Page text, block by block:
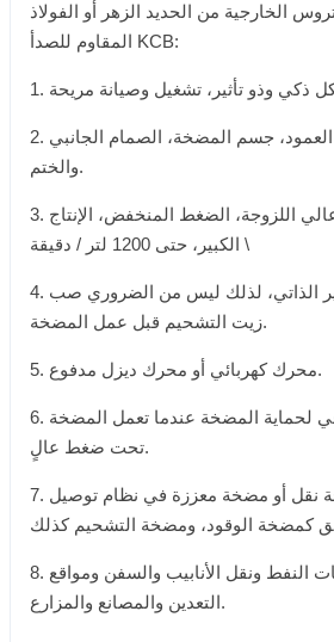
الخارجية من الحديد الزهر أو الفولاذ
المقاوم للصدأ KCB:
2. تتكون من العتاد، العمود، جسم المضخة، الصمام الجانبي
والختم.
3. لنقل سائل التشحيم عالي اللزوجة، الضغط المنخفض، الإنتاج
الكبير، حتى 1200 لتر / دقيقة \
4. قدرة جيدة على التحضير الذاتي، لذلك ليس من الضروري صب
زيت التشحيم قبل عمل المضخة.
5. محرك كهربائي أو محرك ديزل مدفوع.
6. تم بناء الصمام الالتفافي لحماية المضخة عندما تعمل المضخة
تحت ضغط عالٍ.
7. تعمل كمضخة نقل أو مضخة معززة في نظام توصيل
8. ينطبق على خزانات النفط ونقل الأنابيب والسفن ومواقع
التعدين والمصانع والمزارع.